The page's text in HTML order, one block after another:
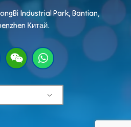
Industrial Park, Bantian,
Китай.